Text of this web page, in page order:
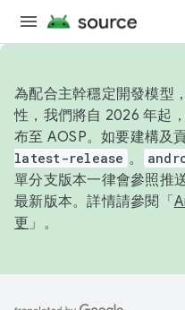
為配合主幹穩定開發模型
性，我們將自 2026 年起
布至 AOSP。如要建構及
latest-release 。
單分支版本一律會參照推
最新版本。詳情請參閱「
更 」。